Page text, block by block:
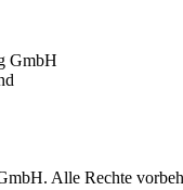
GmbH
Alle Rechte